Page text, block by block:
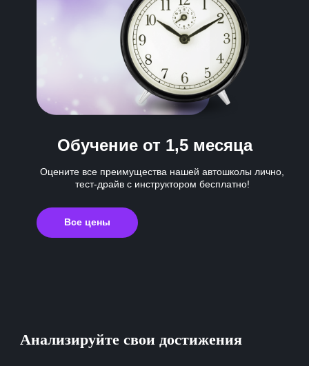
Обучение от 1,5 месяца
Оцените все преимущества нашей автошколы лично,
тест-драйв с инструктором бесплатно!
Все цены
Анализируйте свои достижения